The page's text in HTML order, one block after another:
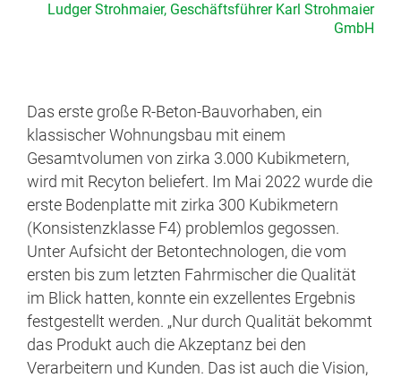
Ludger Strohmaier, Geschäftsführer Karl Strohmaier
GmbH
Das erste große R-Beton-Bauvorhaben, ein
klassischer Wohnungsbau mit einem
Gesamtvolumen von zirka 3.000 Kubikmetern,
wird mit Recyton beliefert. Im Mai 2022 wurde die
erste Bodenplatte mit zirka 300 Kubikmetern
(Konsistenzklasse F4) problemlos gegossen.
Unter Aufsicht der Betontechnologen, die vom
ersten bis zum letzten Fahrmischer die Qualität
im Blick hatten, konnte ein exzellentes Ergebnis
festgestellt werden. „Nur durch Qualität bekommt
das Produkt auch die Akzeptanz bei den
Verarbeitern und Kunden. Das ist auch die Vision,